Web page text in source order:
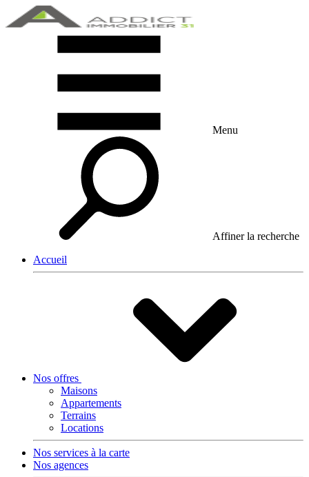
Menu
Affiner la recherche
Accueil
Nos offres
Maisons
Appartements
Terrains
Locations
Nos services à la carte
Nos agences